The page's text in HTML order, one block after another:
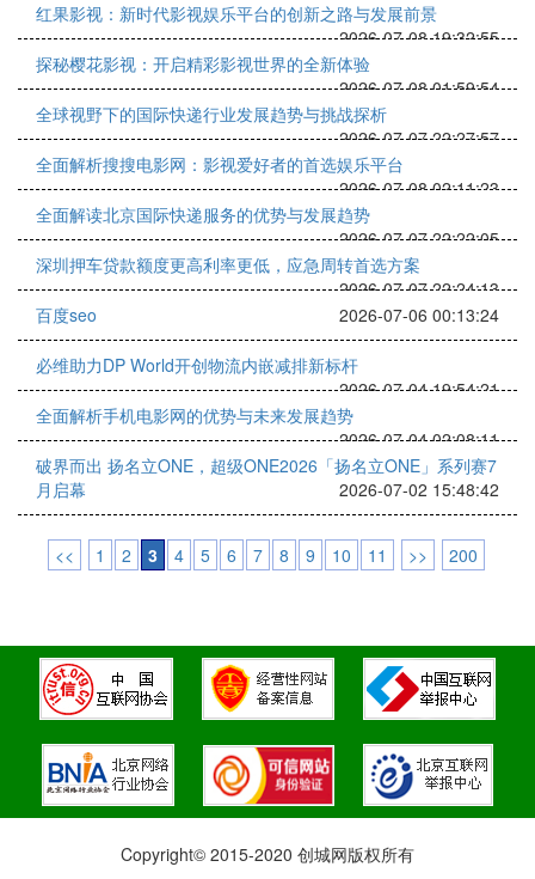
红果影视：新时代影视娱乐平台的创新之路与发展前景
2026-07-08 19:32:55
探秘樱花影视：开启精彩影视世界的全新体验
2026-07-08 01:59:54
全球视野下的国际快递行业发展趋势与挑战探析
2026-07-07 22:27:57
全面解析搜搜电影网：影视爱好者的首选娱乐平台
2026-07-08 02:11:23
全面解读北京国际快递服务的优势与发展趋势
2026-07-07 22:22:05
深圳押车贷款额度更高利率更低，应急周转首选方案
2026-07-07 22:24:13
百度seo
2026-07-06 00:13:24
必维助力DP World开创物流内嵌减排新标杆
2026-07-04 19:54:21
全面解析手机电影网的优势与未来发展趋势
2026-07-04 02:08:11
破界而出 扬名立ONE，超级ONE2026「扬名立ONE」系列赛7
月启幕
2026-07-02 15:48:42
<< 1 2 3 4 5 6 7 8 9 10 11 >> 200
Copyright© 2015-2020 创城网版权所有